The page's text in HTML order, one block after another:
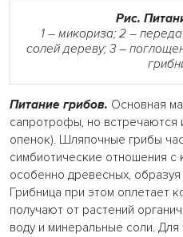
Рис.
1 – микориза; 2 –
солей дереву; 3 –
Питание грибов. Основная
сапротрофы, но встречаются
опенок). Шляпочные грибы
симбиотические отношения с
особенно древесных,
Грибница при этом оплетает
получают от растений
воду и минеральные соли.